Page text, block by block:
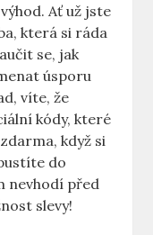
Ať už jste
která si ráda
se, jak
úsporu
víte, že
kódy, které
když si
do
nevhodí před
slevy!